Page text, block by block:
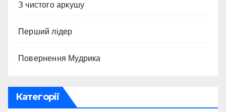
З чистого аркушу
Перший лідер
Повернення Мудрика
Категорії